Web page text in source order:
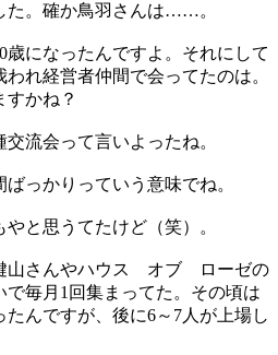
た。確か鳥羽さんは……。
になったんですよ。それにして
れ経営者仲間で会ってたのは。
すかね？
流会って言いよったね。
っかりっていう意味でね。
と思うてたけど（笑）。
山さんやハウス オブ ローゼの
で毎月1回集まってた。その頃は
んですが、後に6～7人が上場し